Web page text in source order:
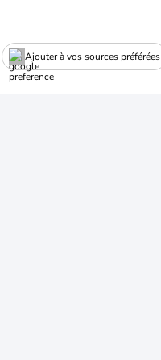
Ajouter à vos sources préférées